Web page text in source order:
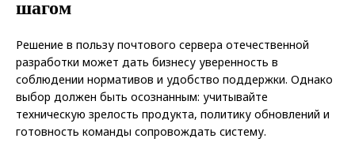
шагом
Решение в пользу почтового сервера отечественной
разработки может дать бизнесу уверенность в
соблюдении нормативов и удобство поддержки. Однако
выбор должен быть осознанным: учитывайте
техническую зрелость продукта, политику обновлений и
готовность команды сопровождать систему.